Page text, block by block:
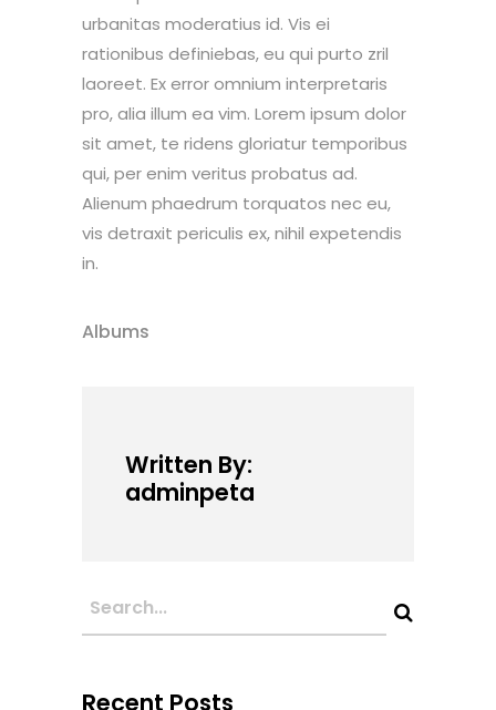
urbanitas moderatius id. Vis ei
rationibus definiebas, eu qui purto zril
laoreet. Ex error omnium interpretaris
pro, alia illum ea vim. Lorem ipsum dolor
sit amet, te ridens gloriatur temporibus
qui, per enim veritus probatus ad.
Alienum phaedrum torquatos nec eu,
vis detraxit periculis ex, nihil expetendis
in.
Albums
Written By:
adminpeta
Recent Posts